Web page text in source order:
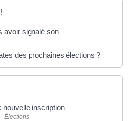
avoir signalé son
des prochaines élections ?
nouvelle inscription
Élections